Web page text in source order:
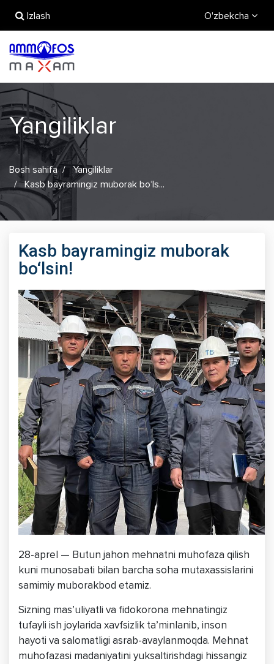
Izlash O'zbekcha
Yangiliklar
Bosh sahifa
Yangiliklar
Kasb bayramingiz muborak bo‘ls...
Kasb bayramingiz muborak
bo‘lsin!
28-aprel — Butun jahon mehnatni muhofaza qilish
kuni munosabati bilan barcha soha mutaxassislarini
samimiy muborakbod etamiz.
Sizning mas’uliyatli va fidokorona mehnatingiz
tufayli ish joylarida xavfsizlik ta’minlanib, inson
hayoti va salomatligi asrab-avaylanmoqda. Mehnat
muhofazasi madaniyatini yuksaltirishdagi hissangiz